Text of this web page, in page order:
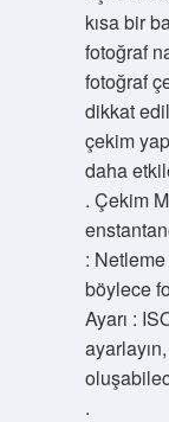
kısa bir
fotoğraf
fotoğraf
dikkat
çekim
daha
. Çekim
:
böylece
Ayarı :
.